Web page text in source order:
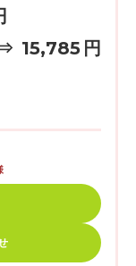
15,785円